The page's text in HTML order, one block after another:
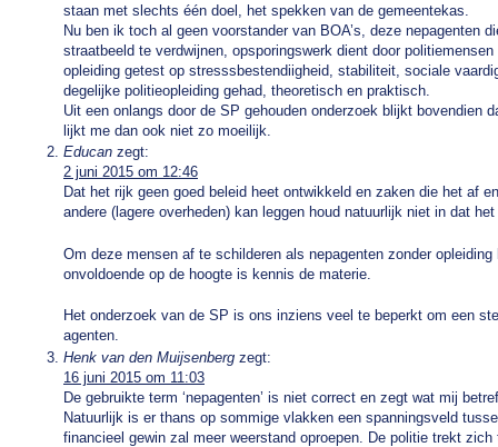
staan met slechts één doel, het spekken van de gemeentekas.
Nu ben ik toch al geen voorstander van BOA’s, deze nepagenten
straatbeeld te verdwijnen, opsporingswerk dient door
opleiding getest op stresssbestendiigheid, stabiliteit, sociale
degelijke politieopleiding gehad, theoretisch en praktisch.
Uit een onlangs door de SP gehouden onderzoek blijkt bovendien
lijkt me dan ook niet zo moeilijk.
Educan zegt:
2 juni 2015 om 12:46
Dat het rijk geen goed beleid heet ontwikkeld en zaken die het af
andere (lagere overheden) kan leggen houd natuurlijk niet in dat
Om deze mensen af te schilderen als nepagenten zonder
onvoldoende op de hoogte is kennis de materie.
Het onderzoek van de SP is ons inziens veel te beperkt om een
agenten.
Henk van den Muijsenberg zegt:
16 juni 2015 om 11:03
De gebruikte term ‘nepagenten’ is niet correct en zegt wat mij
Natuurlijk is er thans op sommige vlakken een spanningsveld
financieel gewin zal meer weerstand oproepen. De politie trekt